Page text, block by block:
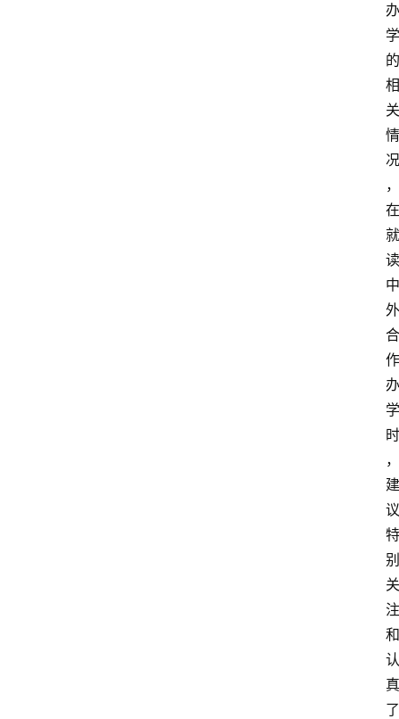
办
学
的
相
关
情
况
，
在
就
读
中
外
合
作
办
学
时
，
建
议
特
别
关
注
和
认
真
了